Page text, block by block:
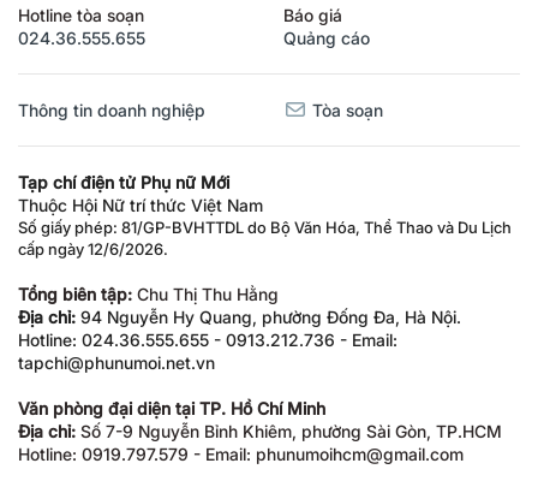
Hotline tòa soạn
024.36.555.655
Báo giá
Quảng cáo
Thông tin doanh nghiệp Tòa soạn
Tạp chí điện tử Phụ nữ Mới
Thuộc Hội Nữ trí thức Việt Nam
Số giấy phép: 81/GP-BVHTTDL do Bộ Văn Hóa, Thể Thao và Du Lịch
cấp ngày 12/6/2026.
Tổng biên tập: Chu Thị Thu Hằng
Địa chỉ: 94 Nguyễn Hy Quang, phường Đống Đa, Hà Nội.
Hotline: 024.36.555.655 - 0913.212.736 - Email:
tapchi@phunumoi.net.vn
Văn phòng đại diện tại TP. Hồ Chí Minh
Địa chỉ: Số 7-9 Nguyễn Bỉnh Khiêm, phường Sài Gòn, TP.HCM
Hotline: 0919.797.579 - Email: phunumoihcm@gmail.com